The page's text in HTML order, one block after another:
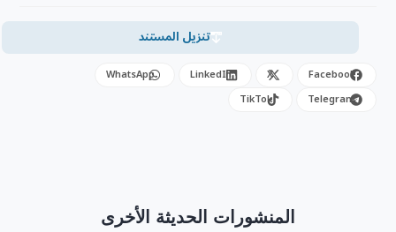
تنزيل المستند
Facebook
X
LinkedIn
WhatsApp
Telegram
TikTok
المنشورات الحديثة الأخرى